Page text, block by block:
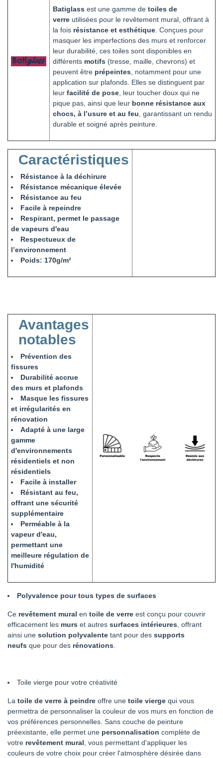
Batiglass est une gamme de toiles de
verre utilisées pour le revêtement mural, offrant à
la fois résistance et esthétique . Conçues pour
masquer les imperfections des murs et renforcer
leur durabilité, ces toiles sont disponibles en
différents motifs (tresse, maille, chevrons) et
peuvent être prépeintes , notamment pour une
application sur plafonds. Elles se distinguent par
leur facilité de pose , leur toucher doux qui ne
pique pas, ainsi que leur bonne résistance aux
chocs, à l’usure et au feu , garantissant un rendu
durable et soigné après peinture.
Caractéristiques
Résistance à la déchirure
Résistance mécanique élevée
Résistance au feu
Facile à repeindre
Respirant, permet le passage
de vapeurs d'eau
Respectueux de
l’environnement
Poids: 170g/m²
Avantages
notables
Prévention des
fissures
Durabilité accrue
des murs et plafonds
Masque les fissures
et irrégularités en
rénovation
Adapté à une large
gamme
d'environnements
résidentiels et non
résidentiels
Facile à installer
Résistant au feu,
offrant une sécurité
supplémentaire
Perméable à la
vapeur d'eau,
permettant une
meilleure régulation de
l'humidité
Polyvalence pour tous types de surfaces
Ce revêtement mural en toile de verre est conçu pour couvrir
efficacement les murs et autres surfaces intérieures , offrant
ainsi une solution polyvalente tant pour des supports
neufs que pour des rénovations
Toile vierge pour votre créativité
La toile de verre à peindre offre une toile vierge qui vous
permettra de personnaliser la couleur de vos murs en fonction de
vos préférences personnelles. Sans couche de peinture
préexistante, elle permet une personnalisation complète de
votre revêtement mural , vous permettant d'appliquer les
couleurs de votre choix pour créer l'atmosphère désirée dans